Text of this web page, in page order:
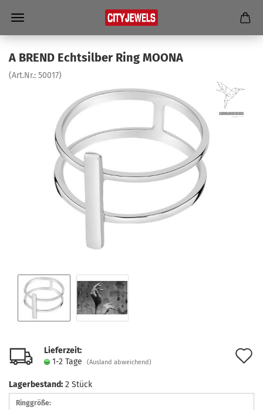
A BREND Echt­sil­ber Ring MOONA
(Art.Nr.: 50017)
Lieferzeit:
1-2 Tage
(Ausland abweichend)
Lagerbestand: 2 Stück
Ringgröße: